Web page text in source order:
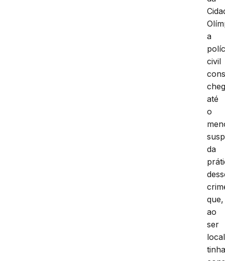
a
civil
até
o
da
que,
ao
ser